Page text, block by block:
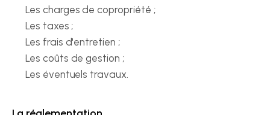
Les charges de copropriété ;
Les taxes ;
Les frais d'entretien ;
Les coûts de gestion ;
Les éventuels travaux.